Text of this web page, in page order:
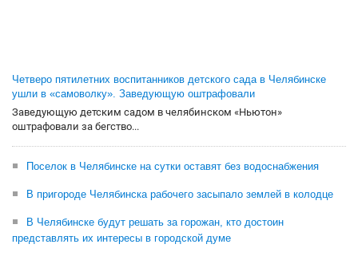
Четверо пятилетних воспитанников детского сада в Челябинске
ушли в «самоволку». Заведующую оштрафовали
Заведующую детским садом в челябинском «Ньютон»
оштрафовали за бегство...
Поселок в Челябинске на сутки оставят без водоснабжения
В пригороде Челябинска рабочего засыпало землей в колодце
В Челябинске будут решать за горожан, кто достоин
представлять их интересы в городской думе